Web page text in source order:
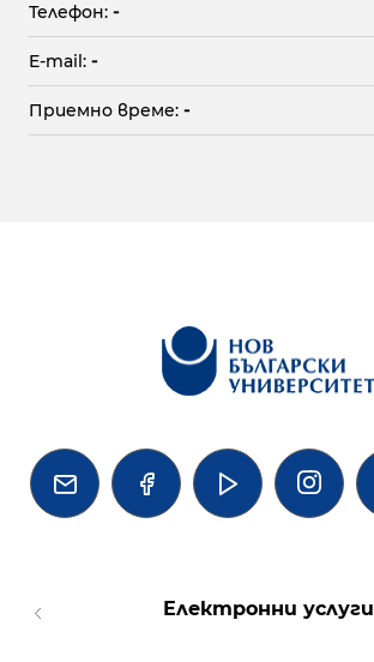
Телефон: -
E-mail: -
Приемно време: -
  
Електронни услуги